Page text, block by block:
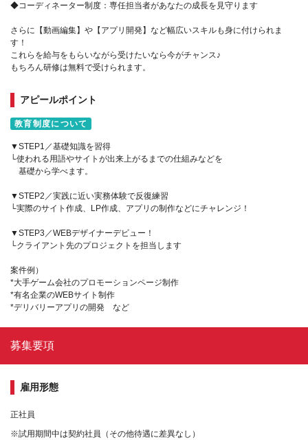
◆コーディネーター制度：専任担当者があなたの成長を見守ります
さらに【動画編集】や【アプリ開発】など幅広いスキルも身に付けられま
す！
これらを給与をもらいながら受けたいなら今がチャンス♪
もちろん研修は無料で受けられます。
アピールポイント
教育制度について
▼STEP1／基礎知識を習得
└使われる用語やサイトが出来上がるまでの仕組みなどを
基礎から学べます。
▼STEP2／実践に近い実務体験で反復練習
└実際のサイト作成、LP作成、アプリの制作などにチャレンジ！
▼STEP3／WEBデザイナーデビュー！
└クライアント先のプロジェクトを担当します
案件例）
*大手ゲーム会社のプロモーションページ制作
*有名企業のWEBサイト制作
*デリバリーアプリの開発 など
募集要項
雇用形態
正社員
※試用期間中は契約社員（その他待遇に差異なし）